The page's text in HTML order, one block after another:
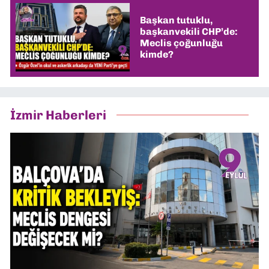
Başkan tutuklu,
başkanvekili CHP’de:
Meclis çoğunluğu
kimde?
İzmir Haberleri